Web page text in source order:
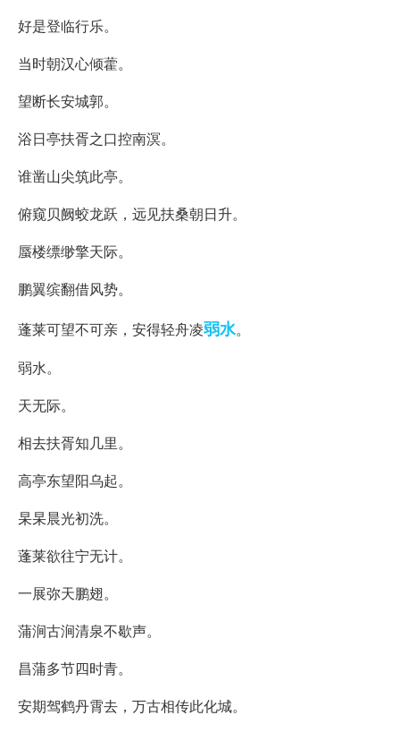
好是登临行乐。
当时朝汉心倾藿。
望断长安城郭。
浴日亭扶胥之口控南溟。
谁凿山尖筑此亭。
俯窥贝阙蛟龙跃，远见扶桑朝日升。
蜃楼缥缈擎天际。
鹏翼缤翻借风势。
蓬莱可望不可亲，安得轻舟凌弱水。
弱水。
天无际。
相去扶胥知几里。
高亭东望阳乌起。
杲杲晨光初洗。
蓬莱欲往宁无计。
一展弥天鹏翅。
蒲涧古涧清泉不歇声。
昌蒲多节四时青。
安期驾鹤丹霄去，万古相传此化城。